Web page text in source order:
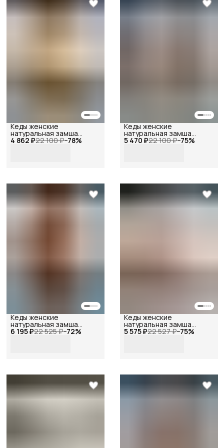
4 862 ₽22 100 ₽−78%
Кеды женские
натуральная замша
ретро рыжие, Reversal, 5 470 ₽22 100 ₽−75%
Кеды женские
натуральная замша
ретро бежевые, Reversal,
6 195 ₽22 525 ₽−72%
Кеды женские
натуральная замша
ретро бежевые, Reversal, 5 575 ₽22 527 ₽−75%
Кеды женские
натуральная замша
ретро бежевые, Reversal,